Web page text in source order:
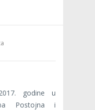
godine u
Postojna i